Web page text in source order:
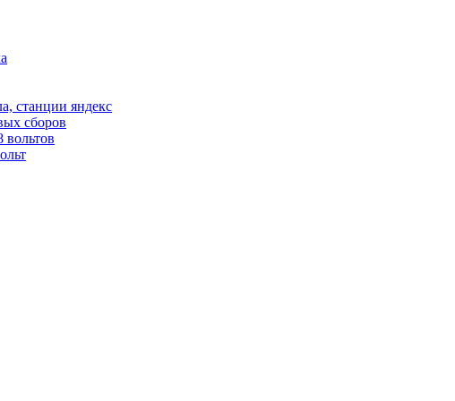
станции яндекс
сборов
вольтов